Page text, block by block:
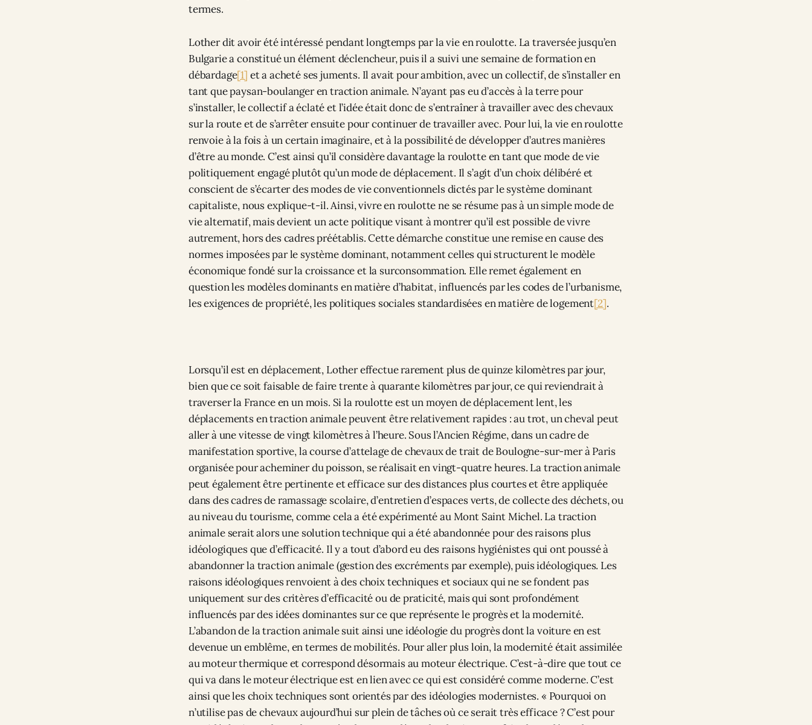
termes.
Lother dit avoir été intéressé pendant longtemps par la vie en roulotte. La traversée jusqu’en
Bulgarie a constitué un élément déclencheur, puis il a suivi une semaine de formation en
débardage[1] et a acheté ses juments. Il avait pour ambition, avec un collectif, de s’installer en
tant que paysan-boulanger en traction animale. N’ayant pas eu d’accès à la terre pour
s’installer, le collectif a éclaté et l’idée était donc de s’entraîner à travailler avec des chevaux
sur la route et de s’arrêter ensuite pour continuer de travailler avec. Pour lui, la vie en roulotte
renvoie à la fois à un certain imaginaire, et à la possibilité de développer d’autres manières
d’être au monde. C’est ainsi qu’il considère davantage la roulotte en tant que mode de vie
politiquement engagé plutôt qu’un mode de déplacement. Il s’agit d’un choix délibéré et
conscient de s’écarter des modes de vie conventionnels dictés par le système dominant
capitaliste, nous explique-t-il. Ainsi, vivre en roulotte ne se résume pas à un simple mode de
vie alternatif, mais devient un acte politique visant à montrer qu’il est possible de vivre
autrement, hors des cadres préétablis. Cette démarche constitue une remise en cause des
normes imposées par le système dominant, notamment celles qui structurent le modèle
économique fondé sur la croissance et la surconsommation. Elle remet également en
question les modèles dominants en matière d’habitat, influencés par les codes de l’urbanisme,
les exigences de propriété, les politiques sociales standardisées en matière de logement[2].
Lorsqu’il est en déplacement, Lother effectue rarement plus de quinze kilomètres par jour,
bien que ce soit faisable de faire trente à quarante kilomètres par jour, ce qui reviendrait à
traverser la France en un mois. Si la roulotte est un moyen de déplacement lent, les
déplacements en traction animale peuvent être relativement rapides : au trot, un cheval peut
aller à une vitesse de vingt kilomètres à l’heure. Sous l’Ancien Régime, dans un cadre de
manifestation sportive, la course d’attelage de chevaux de trait de Boulogne-sur-mer à Paris
organisée pour acheminer du poisson, se réalisait en vingt-quatre heures. La traction animale
peut également être pertinente et efficace sur des distances plus courtes et être appliquée
dans des cadres de ramassage scolaire, d’entretien d’espaces verts, de collecte des déchets, ou
au niveau du tourisme, comme cela a été expérimenté au Mont Saint Michel. La traction
animale serait alors une solution technique qui a été abandonnée pour des raisons plus
idéologiques que d’efficacité. Il y a tout d’abord eu des raisons hygiénistes qui ont poussé à
abandonner la traction animale (gestion des excréments par exemple), puis idéologiques. Les
raisons idéologiques renvoient à des choix techniques et sociaux qui ne se fondent pas
uniquement sur des critères d’efficacité ou de praticité, mais qui sont profondément
influencés par des idées dominantes sur ce que représente le progrès et la modernité.
L’abandon de la traction animale suit ainsi une idéologie du progrès dont la voiture en est
devenue un emblême, en termes de mobilités. Pour aller plus loin, la modernité était assimilée
au moteur thermique et correspond désormais au moteur électrique. C’est-à-dire que tout ce
qui va dans le moteur électrique est en lien avec ce qui est considéré comme moderne. C’est
ainsi que les choix techniques sont orientés par des idéologies modernistes. « Pourquoi on
n’utilise pas de chevaux aujourd’hui sur plein de tâches où ce serait très efficace ? C’est pour